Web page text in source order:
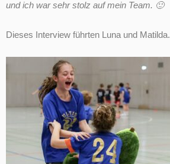
und ich war sehr stolz auf mein Team. 🙂
Dieses Interview führten Luna und Matilda.